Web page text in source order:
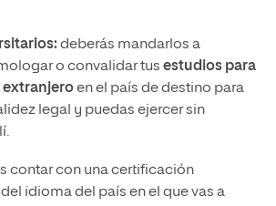
deberás mandarlos a
o convalidar tus estudios para
extranjeroen el país de destino para
legal y puedas ejercer sin
contar con una certificación
idioma del país en el que vas a